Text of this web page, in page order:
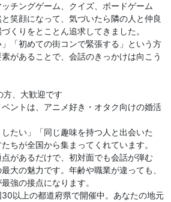
チングゲーム、クイズ、ボードゲーム
笑顔になって、気づいたら隣の人と仲良
くりをとことん追求してきました。
」「初めての街コンで緊張する」という方
があることで、会話のきっかけは向こう
、大歓迎です
ントは、アニメ好き・オタク向けの婚活
したい」「同じ趣味を持つ人と出会いた
ちが全国から集まってくれています。
があるだけで、初対面でも会話が弾む
の魅力です。年齢や職業が違っても、
強の接点になります。
以上の都道府県で開催中。あなたの地元